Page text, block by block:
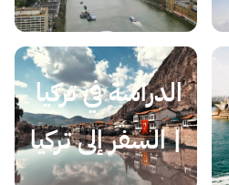
الدراسة في تركيا
| السفر إلى تركيا